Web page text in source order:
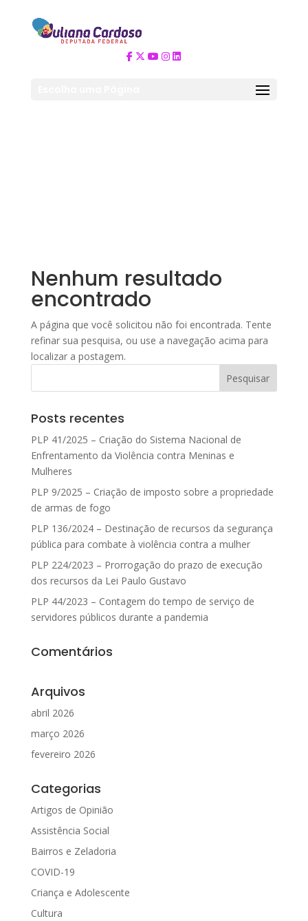
Nenhum resultado
encontrado
A página que você solicitou não foi encontrada. Tente
refinar sua pesquisa, ou use a navegação acima para
localizar a postagem.
Posts recentes
PLP 41/2025 – Criação do Sistema Nacional de
Enfrentamento da Violência contra Meninas e
Mulheres
PLP 9/2025 – Criação de imposto sobre a propriedade
de armas de fogo
PLP 136/2024 – Destinação de recursos da segurança
pública para combate à violência contra a mulher
PLP 224/2023 – Prorrogação do prazo de execução
dos recursos da Lei Paulo Gustavo
PLP 44/2023 – Contagem do tempo de serviço de
servidores públicos durante a pandemia
Comentários
Arquivos
abril 2026
março 2026
fevereiro 2026
Categorias
Artigos de Opinião
Assistência Social
Bairros e Zeladoria
COVID-19
Criança e Adolescente
Cultura